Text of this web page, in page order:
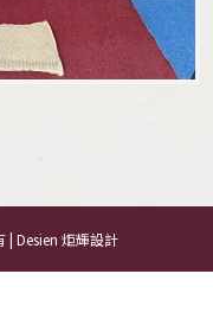
| Desien 炬輝設計